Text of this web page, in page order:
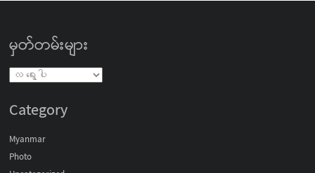
မှတ်တမ်းများ
Category
Myanmar
Photo